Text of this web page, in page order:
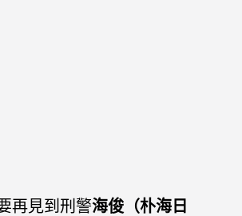
再見到刑警海俊（朴海日